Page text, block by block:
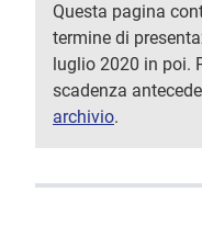
Questa pagina
termine di
luglio 2020 in poi.
scadenza
archivio.